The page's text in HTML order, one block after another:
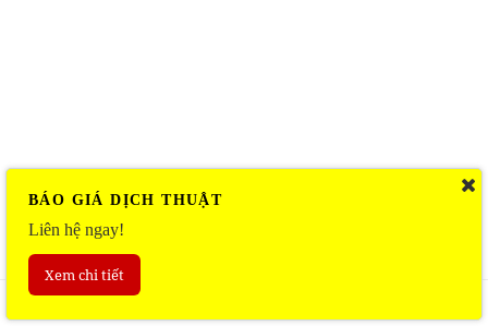
BÁO GIÁ DỊCH THUẬT
Liên hệ ngay!
Xem chi tiết